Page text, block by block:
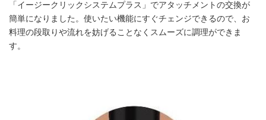
「イージークリックシステムプラス」でアタッチメントの交換が
簡単になりました。使いたい機能にすぐチェンジできるので、お
料理の段取りや流れを妨げることなくスムーズに調理ができま
す。